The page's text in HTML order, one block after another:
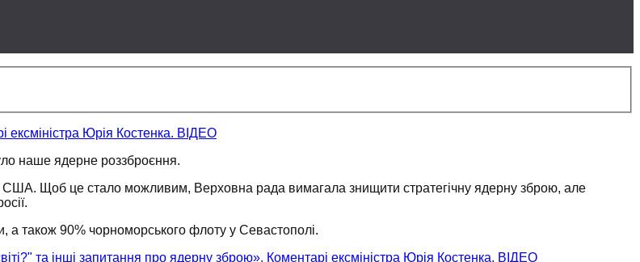
ексміністра Юрія Костенка. ВІДЕО
наше ядерне роззброєння.
США. Щоб це стало можливим, Верховна рада вимагала знищити стратегічну ядерну зброю, але
а також 90% чорноморського флоту у Севастополі.
та інші запитання про ядерну зброю». Коментарі ексміністра Юрія Костенка. ВІДЕО